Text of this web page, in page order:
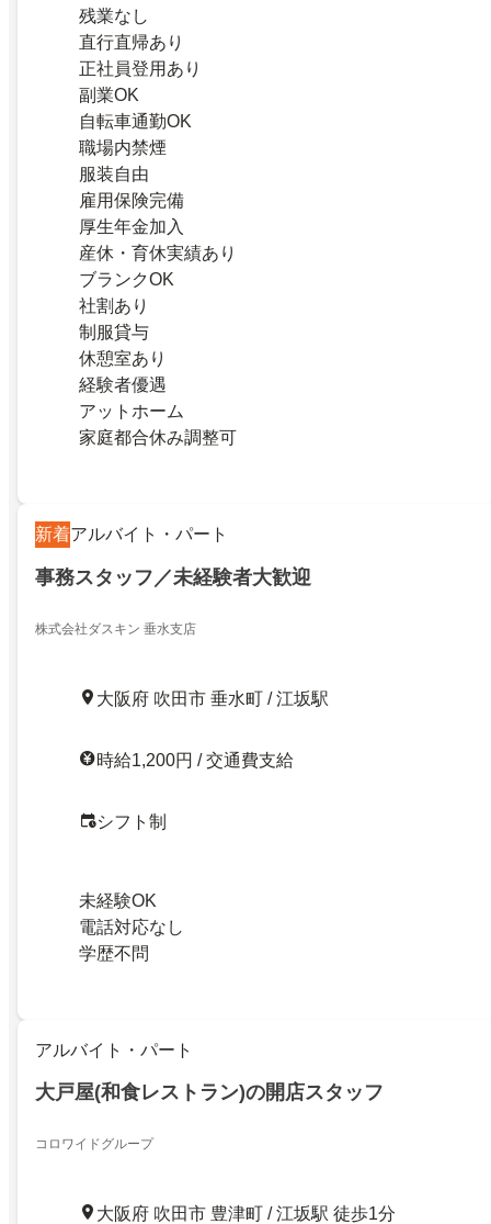
残業なし
直行直帰あり
正社員登用あり
副業OK
自転車通勤OK
職場内禁煙
服装自由
雇用保険完備
厚生年金加入
産休・育休実績あり
ブランクOK
社割あり
制服貸与
休憩室あり
経験者優遇
アットホーム
家庭都合休み調整可
新着アルバイト・パート
事務スタッフ／未経験者大歓迎
株式会社ダスキン 垂水支店
大阪府 吹田市 垂水町 / 江坂駅
時給1,200円 / 交通費支給
シフト制
未経験OK
電話対応なし
学歴不問
アルバイト・パート
大戸屋(和食レストラン)の開店スタッフ
コロワイドグループ
大阪府 吹田市 豊津町 / 江坂駅 徒歩1分